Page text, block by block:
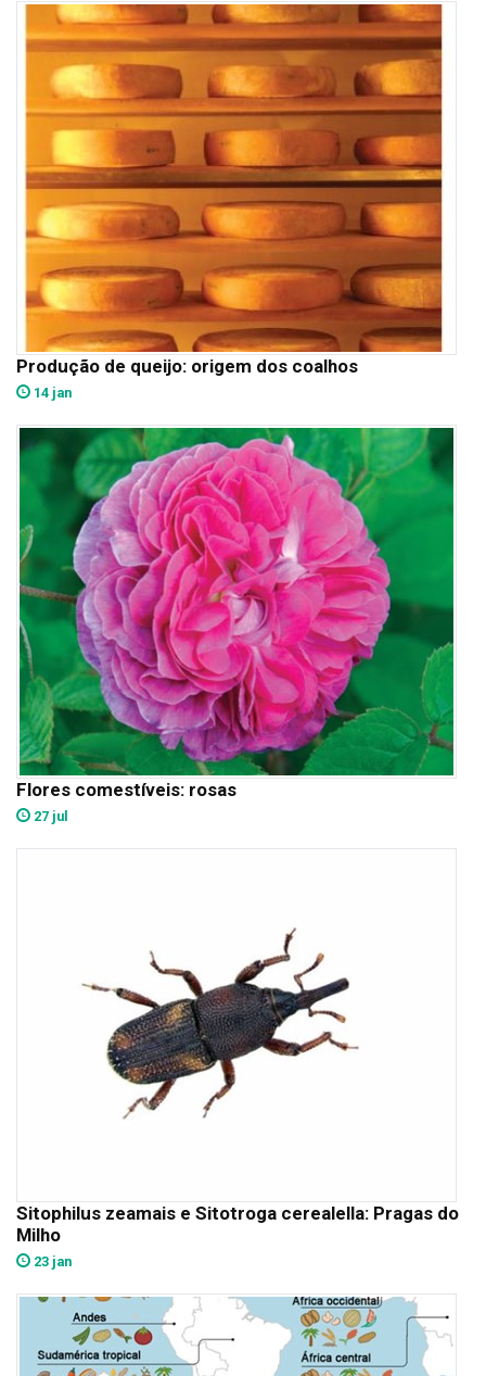
Produção de queijo: origem dos coalhos
14 jan
Flores comestíveis: rosas
27 jul
Sitophilus zeamais e Sitotroga cerealella: Pragas do
Milho
23 jan